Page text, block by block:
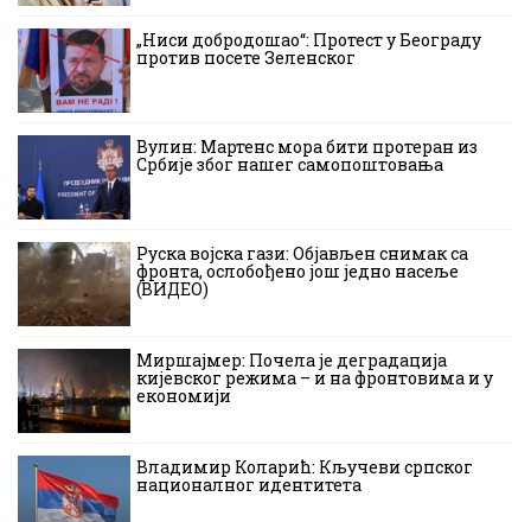
„Ниси добродошао“: Протест у Београду
против посете Зеленског
Вулин: Мартенс мора бити протеран из
Србије због нашег самопоштовања
Руска војска гази: Објављен снимак са
фронта, ослобођено још једно насеље
(ВИДЕО)
Миршајмер: Почела је деградација
кијевског режима – и на фронтовима и у
економији
Владимир Коларић: Кључеви српског
националног идентитета